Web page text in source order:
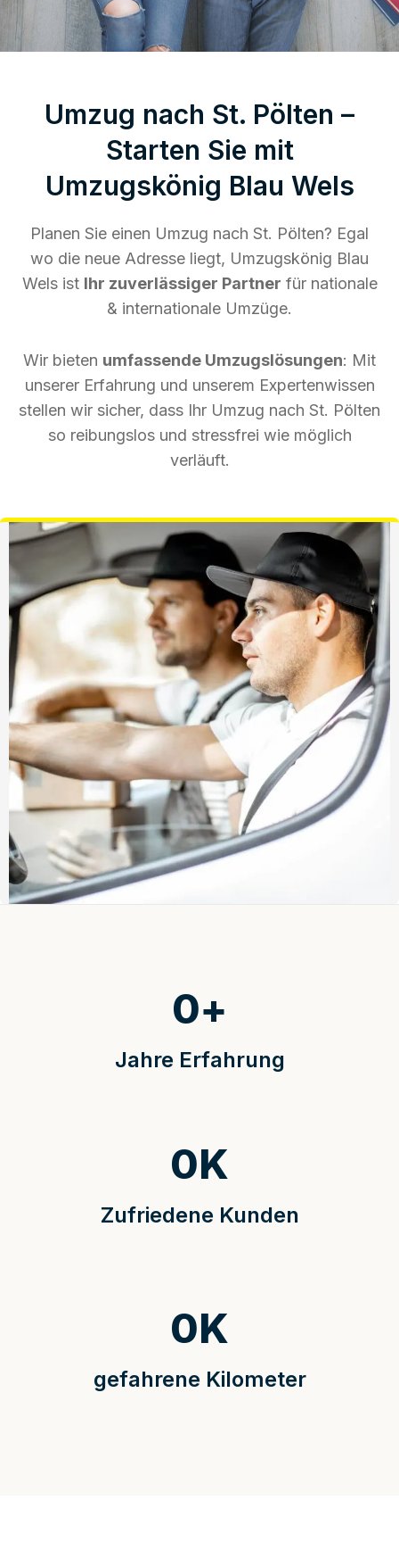
Umzug nach St. Pölten –
Starten Sie mit
Umzugskönig Blau Wels
Planen Sie einen Umzug nach St. Pölten? Egal
wo die neue Adresse liegt, Umzugskönig Blau
Wels ist Ihr zuverlässiger Partner für nationale
& internationale Umzüge.
Wir bieten umfassende Umzugslösungen: Mit
unserer Erfahrung und unserem Expertenwissen
stellen wir sicher, dass Ihr Umzug nach St. Pölten
so reibungslos und stressfrei wie möglich
verläuft.
Jahre Erfahrung
0+
Zufriedene Kunden
0K
gefahrene Kilometer
0K